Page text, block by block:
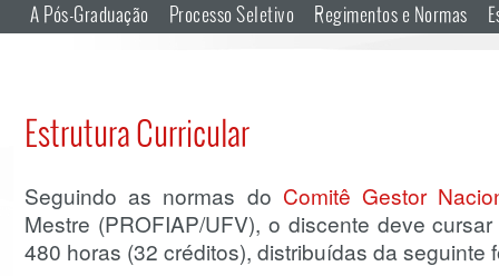
A Pós-Graduação Processo Seletivo Regimentos e Normas
Estrutura Curricular
Seguindo as normas do Comitê Gestor
Mestre (PROFIAP/UFV), o discente deve
480 horas (32 créditos), distribuídas da seguinte